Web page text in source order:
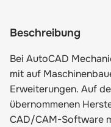
Beschreibung
Bei AutoCAD
mit auf
Erweiterungen. Auf
übernommenen
CAD/CAM-Software